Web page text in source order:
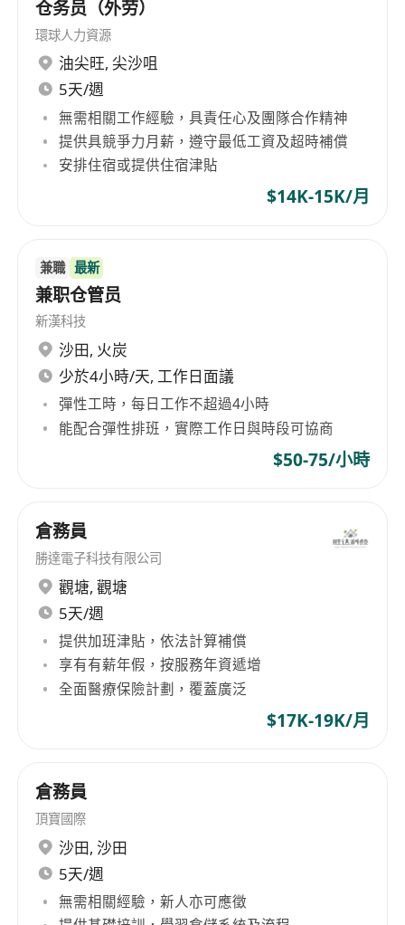
仓务员（外劳）
環球人力資源
油尖旺, 尖沙咀
5天/週
無需相關工作經驗，具責任心及團隊合作精神
提供具競爭力月薪，遵守最低工資及超時補償
安排住宿或提供住宿津貼
$14K-15K/月
兼職 最新
兼职仓管员
新漢科技
沙田, 火炭
少於4小時/天, 工作日面議
彈性工時，每日工作不超過4小時
能配合彈性排班，實際工作日與時段可協商
$50-75/小時
倉務員
勝達電子科技有限公司
觀塘, 觀塘
5天/週
提供加班津貼，依法計算補償
享有有薪年假，按服務年資遞增
全面醫療保險計劃，覆蓋廣泛
$17K-19K/月
倉務員
頂寶國際
沙田, 沙田
5天/週
無需相關經驗，新人亦可應徵